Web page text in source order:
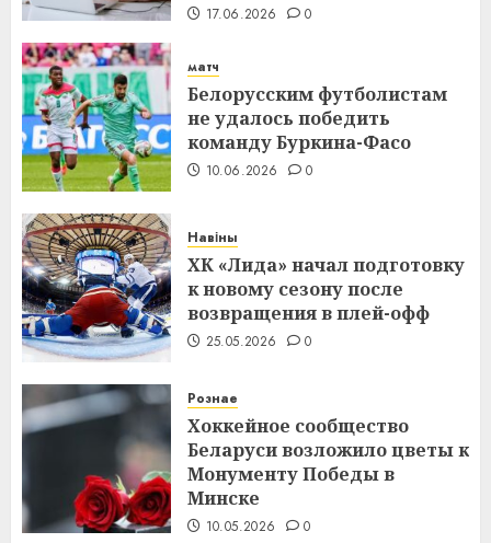
17.06.2026 0
матч
Белорусским футболистам
не удалось победить
команду Буркина-Фасо
10.06.2026 0
Навіны
ХК «Лида» начал подготовку
к новому сезону после
возвращения в плей-офф
25.05.2026 0
Рознае
Хоккейное сообщество
Беларуси возложило цветы к
Монументу Победы в
Минске
10.05.2026 0